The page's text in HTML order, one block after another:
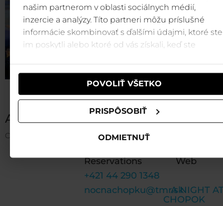
našim partnerom v oblasti sociálnych médií,
inzercie a analýzy. Títo partneri môžu príslušné
informácie skombinovať s ďalšími údajmi, ktoré ste
im poskytli alebo ktoré od vás získali, keď ste
POVOLIŤ VŠETKO
PRISPÔSOBIŤ
ODMIETNUŤ
A NIGHT ON MT CHOPOK
Chopok, 2004 m n. m.
Reservations
+421 44 290 1348
nocnachopku@tmr.sk
Web
A NIGHT
CHOPOK